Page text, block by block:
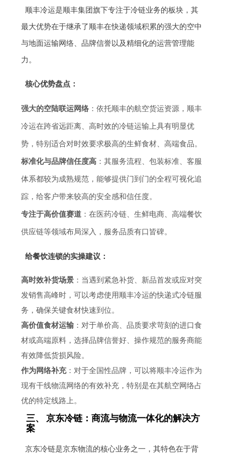
顺丰冷运是顺丰集团旗下专注于冷链业务的板块，其
最大优势在于继承了顺丰在快递领域积累的强大的空中
与地面运输网络、品牌信誉以及精细化的运营管理能
力。
核心优势盘点：
强大的空陆联运网络 ：依托顺丰的航空货运资源，顺丰
冷运在跨省远距离、高时效的冷链运输上具有明显优
势，特别适合对时效要求极高的生鲜食材、高端食品。
标准化与品牌信任度高 ：其服务流程、包装标准、客服
体系都较为成熟规范，能够提供门到门的全程可视化追
踪，给客户带来较高的安全感和信任度。
专注于高价值赛道 ：在医药冷链、生鲜电商、高端餐饮
供应链等领域布局深入，服务品质有口皆碑。
给餐饮连锁的实操建议：
高时效补货场景 ：当遇到紧急补货、新品首发或应对突
发销售高峰时，可以考虑使用顺丰冷运的快递式冷链服
务，确保关键食材快速到位。
高价值食材运输 ：对于单价高、品质要求苛刻的进口食
材或高端原料，选择品牌信誉好、操作规范的服务商能
有效降低货损风险。
作为网络补充：对于全国性品牌，可以将顺丰冷运作为
现有干线物流网络的有效补充，特别是在其航空网络占
优的特定线路上。
三、 京东冷链：商流与物流一体化的解决方
案
京东冷链是京东物流的核心业务之一，其特色在于背